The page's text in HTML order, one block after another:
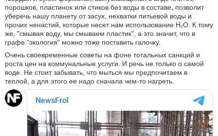
БЛОГ
порошков, пластинок или стиков без воды в составе, позволит
уберечь нашу планету от засух, нехватки питьевой воды и
прочих ненастий, которые несет нам использование H₂O. К тому
же, "смывая воду, мы смываем пластик", а это значит, что в
графе "экология" можно тоже поставить галочку.
Очень своевременные советы на фоне тотальных санкций и
роста цен на коммунальные услуги. И речь не только о самой
воде. Не стоит забывать, что мыться мы предпочитаем в
теплой, а для этого ее надо сначала чем-то нагреть.